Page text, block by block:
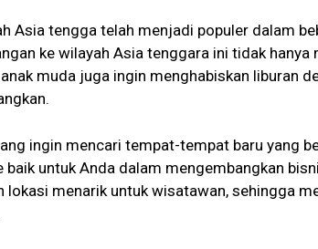
Asia tengga telah menjadi populer dalam
ke wilayah Asia tenggara ini tidak hanya
muda juga ingin menghabiskan liburan
ingin mencari tempat-tempat baru yang
untuk Anda dalam mengembangkan
lokasi menarik untuk wisatawan, sehingga